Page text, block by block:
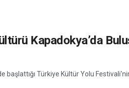
Kapadokya’da
başlattığı Türkiye Kültür Yolu